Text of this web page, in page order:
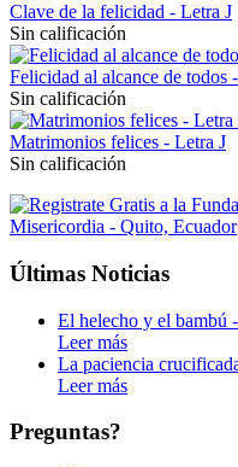
Clave de la felicidad - Letra J
Sin calificación
Felicidad al alcance de todos
Sin calificación
Matrimonios felices - Letra J
Sin calificación
Últimas Noticias
El helecho y el bambú
Leer más
La paciencia
Leer más
Preguntas?